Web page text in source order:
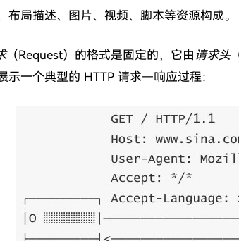
布局描述、图片、视频、脚本等资源构成。
（Request）的格式是固定的，它由 请求头
示一个典型的 HTTP 请求—响应过程：